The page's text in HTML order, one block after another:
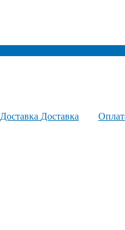
Доставка Доставка